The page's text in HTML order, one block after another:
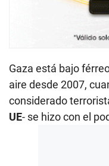
Gaza está bajo
aire desde 2007,
considerado
UE- se hizo con el